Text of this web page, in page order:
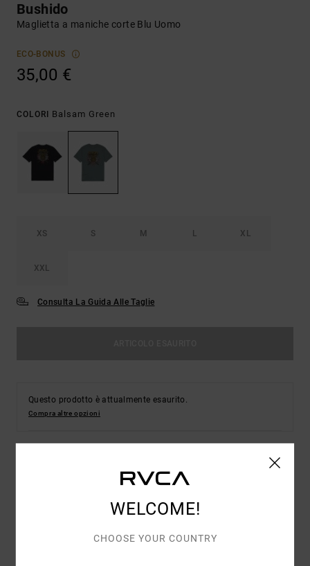
Bushido
Maglietta a maniche corte Blu Uomo
ECO-BONUS
35,00 €
COLORI Balsam Green
XS S M L XL
XXL
Consulta La Guida Alle Taglie
Questo prodotto è attualmente esaurito.
Compra altre opzioni
Dettagli & caratteristiche
Maglietta a maniche corte Blu Uomo
WELCOME!
CHOOSE YOUR COUNTRY